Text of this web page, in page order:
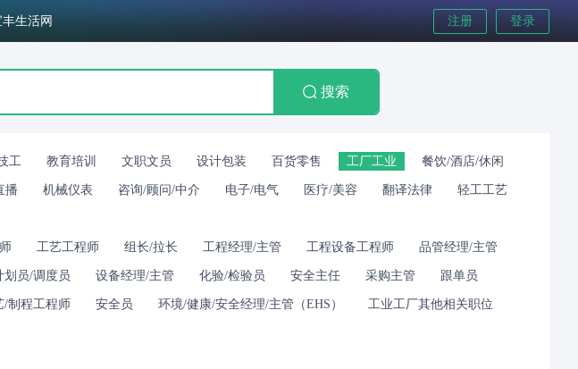
丰生活网 注册 登录
搜索
工 教育培训 文职文员 设计包装 百货零售 工厂工业 餐饮/酒店/休闲
播 机械仪表 咨询/顾问/中介 电子/电气 医疗/美容 翻译法律 轻工工艺
工艺工程师 组长/拉长 工程经理/主管 工程设备工程师 品管经理/主管
划员/调度员 设备经理/主管 化验/检验员 安全主任 采购主管 跟单员
/制程工程师 安全员 环境/健康/安全经理/主管（EHS） 工业工厂其他相关职位